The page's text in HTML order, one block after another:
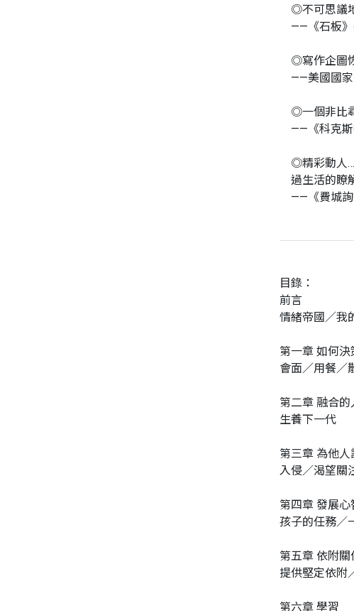
◎不可思議
——《石板
◎寫作企圖
——美國國家
◎一個非比
——《科克斯
◎精彩動人
過生活的瞭
——《費城詢
目錄：
前言
情緒帝國／我
第一章 如何決
會面／用餐／
第二章 融合的
生養下一代
第三章 為他人
入侵／渴望關
第四章 發展心
孩子的任務／
第五章 依附關
提供堅定依附
第六章 學習